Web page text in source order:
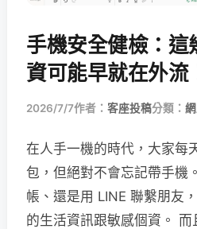
手機安全健檢：這
資可能早就在外流
2026/7/7作者： 客座投稿分類：
在人手一機的時代，大家每
包，但絕對不會忘記帶手機
帳、還是用 LINE 聯繫朋友
的生活資訊跟敏感個資。